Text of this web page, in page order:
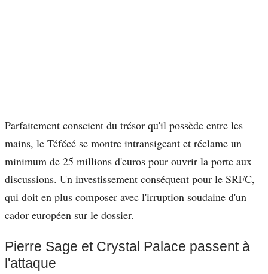
Parfaitement conscient du trésor qu'il possède entre les
mains, le Téfécé se montre intransigeant et réclame un
minimum de 25 millions d'euros pour ouvrir la porte aux
discussions. Un investissement conséquent pour le SRFC,
qui doit en plus composer avec l'irruption soudaine d'un
cador européen sur le dossier.
Pierre Sage et Crystal Palace passent à
l'attaque